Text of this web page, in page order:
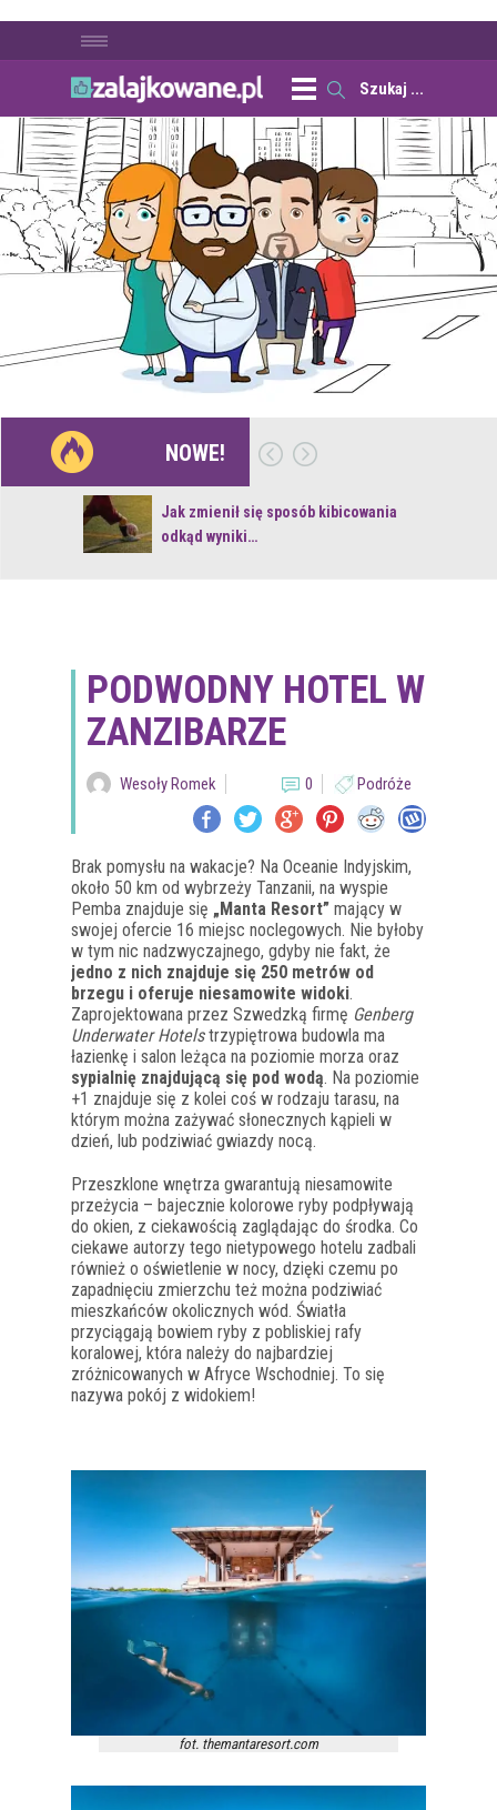
NOWE!
Jak zmienił się sposób kibicowania
odkąd wyniki…
PODWODNY HOTEL W
ZANZIBARZE
Wesoły Romek 0 Podróże
Brak pomysłu na wakacje? Na Oceanie Indyjskim,
około 50 km od wybrzeży Tanzanii, na wyspie
Pemba znajduje się „Manta Resort” mający w
swojej ofercie 16 miejsc noclegowych. Nie byłoby
w tym nic nadzwyczajnego, gdyby nie fakt, że
jedno z nich znajduje się 250 metrów od
brzegu i oferuje niesamowite widoki.
Zaprojektowana przez Szwedzką firmę Genberg
Underwater Hotelstrzypiętrowa budowla ma
łazienkę i salon leżąca na poziomie morza oraz
sypialnię znajdującą się pod wodą. Na poziomie
+1 znajduje się z kolei coś w rodzaju tarasu, na
którym można zażywać słonecznych kąpieli w
dzień, lub podziwiać gwiazdy nocą.
Przeszklone wnętrza gwarantują niesamowite
przeżycia – bajecznie kolorowe ryby podpływają
do okien, z ciekawością zaglądając do środka. Co
ciekawe autorzy tego nietypowego hotelu zadbali
również o oświetlenie w nocy, dzięki czemu po
zapadnięciu zmierzchu też można podziwiać
mieszkańców okolicznych wód. Światła
przyciągają bowiem ryby z pobliskiej rafy
koralowej, która należy do najbardziej
zróżnicowanych w Afryce Wschodniej. To się
nazywa pokój z widokiem!
fot. themantaresort.com